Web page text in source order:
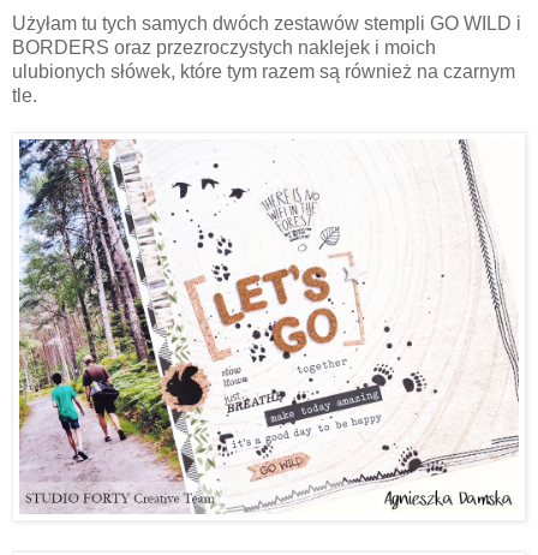
Użyłam tu tych samych dwóch zestawów stempli GO WILD i
BORDERS oraz przezroczystych naklejek i moich
ulubionych słówek, które tym razem są również na czarnym
tle.